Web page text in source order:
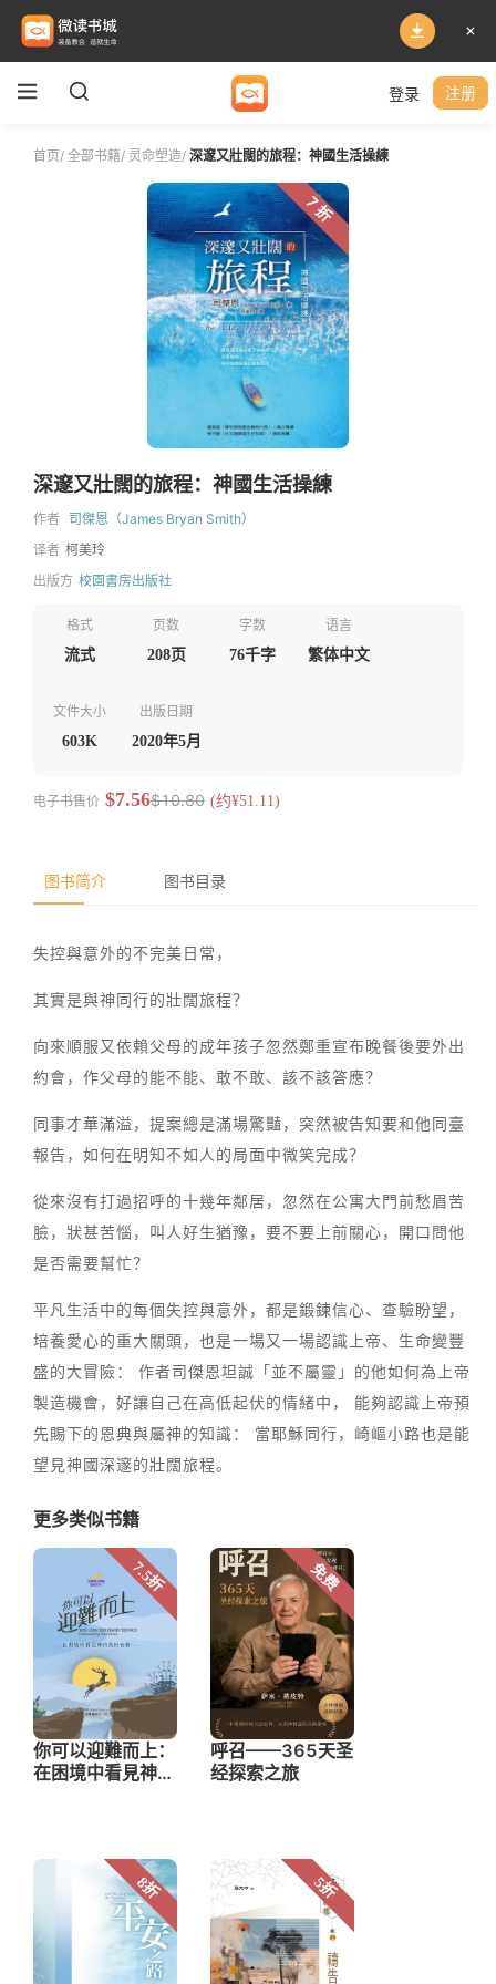
登录 注册
首页/ 全部书籍/ 灵命塑造/ 深邃又壯闊的旅程：神國生活操練
7 折
深邃又壯闊的旅程：神國生活操練
作者 司傑恩（James Bryan Smith）
译者 柯美玲
出版方 校園書房出版社
格式
流式
页数
208页
字数
76千字
语言
繁体中文
文件大小
603K
出版日期
2020年5月
电子书售价 $7.56$10.80 (约¥51.11)
图书简介 图书目录
失控與意外的不完美日常，
其實是與神同行的壯闊旅程？
向來順服又依賴父母的成年孩子忽然鄭重宣布晚餐後要外出
約會，作父母的能不能、敢不敢、該不該答應？
同事才華滿溢，提案總是滿場驚豔，突然被告知要和他同臺
報告，如何在明知不如人的局面中微笑完成？
從來沒有打過招呼的十幾年鄰居，忽然在公寓大門前愁眉苦
臉，狀甚苦惱，叫人好生猶豫，要不要上前關心，開口問他
是否需要幫忙？
平凡生活中的每個失控與意外，都是鍛鍊信心、查驗盼望，
培養愛心的重大關頭，也是一場又一場認識上帝、生命變豐
盛的大冒險： 作者司傑恩坦誠「並不屬靈」的他如何為上帝
製造機會，好讓自己在高低起伏的情緒中， 能夠認識上帝預
先賜下的恩典與屬神的知識： 當耶穌同行，崎嶇小路也是能
望見神國深邃的壯闊旅程。
更多类似书籍